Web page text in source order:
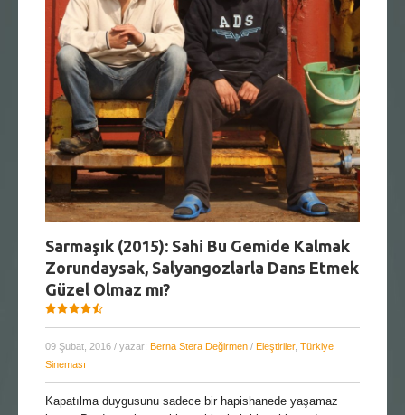
Sarmaşık (2015): Sahi Bu Gemide Kalmak
Zorundaysak, Salyangozlarla Dans Etmek
Güzel Olmaz mı?
09 Şubat, 2016 / yazar: Berna Stera Değirmen / Eleştiriler, Türkiye
Sineması
Kapatılma duygusunu sadece bir hapishanede yaşamaz